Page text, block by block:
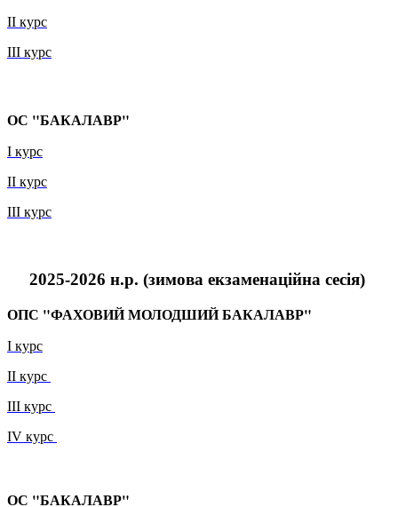
ІІ курс
ІІІ курс
ОС "БАКАЛАВР"
І курс
ІІ курс
ІІІ курс
2025-2026 н.р. (зимова екзаменаційна сесія)
ОПС "ФАХОВИЙ МОЛОДШИЙ БАКАЛАВР"
I курс
ІІ курс
ІІІ курс
IV курс
ОС "БАКАЛАВР"